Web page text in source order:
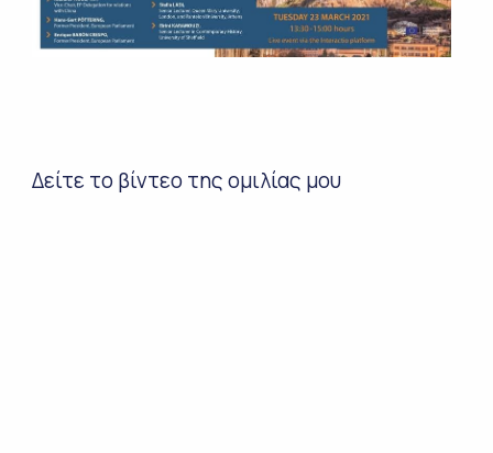
Δείτε το βίντεο της ομιλίας μου